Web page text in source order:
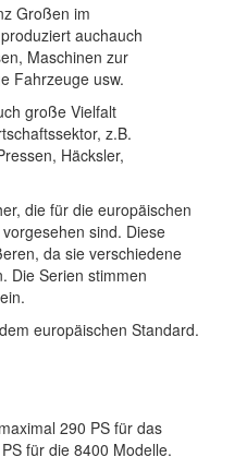
Großen im
auchauch
Maschinen zur
Fahrzeuge usw.
große Vielfalt
z.B.
Häcksler,
die für die europäischen
sind. Diese
da sie verschiedene
Die Serien stimmen
europäischen Standard.
290 PS für das
für die 8400 Modelle.